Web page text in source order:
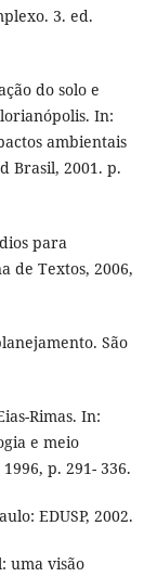
3. ed.
do solo e
In:
ambientais
Brasil, 2001. p.
para
de Textos, 2006,
São
Rimas. In:
e meio
p. 291- 336.
EDUSP, 2002.
uma visão